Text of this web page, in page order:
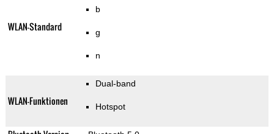
WLAN-Standard
b
g
n
WLAN-Funktionen
Dual-band
Hotspot